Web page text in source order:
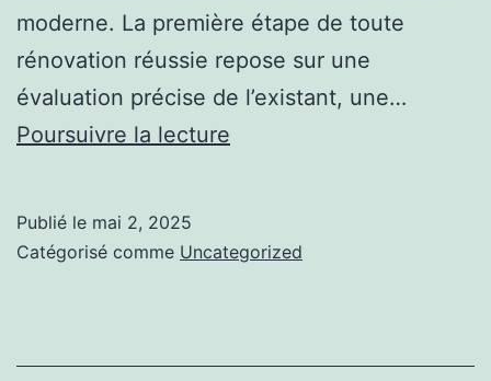
moderne. La première étape de toute
rénovation réussie repose sur une
évaluation précise de l’existant, une…
Poursuivre la lecture
bons
Publié le mai 2, 2025
Catégorisé comme Uncategorized